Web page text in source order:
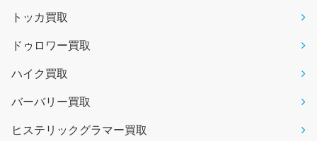
トッカ買取
ドゥロワー買取
ハイク買取
バーバリー買取
ヒステリックグラマー買取